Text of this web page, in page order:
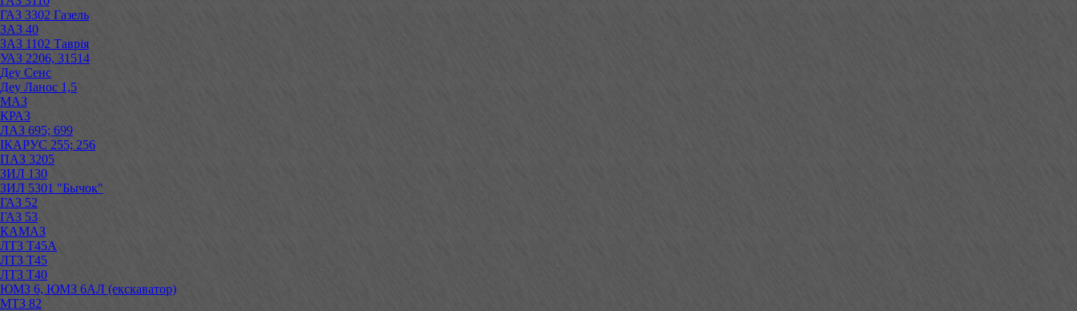
ГАЗ 3302 Газель
ЗАЗ 40
ЗАЗ 1102 Таврія
УАЗ 2206, 31514
Деу Сенс
Деу Ланос 1,5
МАЗ
КРАЗ
ЛАЗ 695; 699
ІКАРУС 255; 256
ПАЗ 3205
ЗИЛ 130
ЗИЛ 5301 "Бычок"
ГАЗ 52
ГАЗ 53
КАМАЗ
ЛТЗ Т45А
ЛТЗ Т45
ЛТЗ Т40
ЮМЗ 6, ЮМЗ 6АЛ (екскаватор)
МТЗ 82